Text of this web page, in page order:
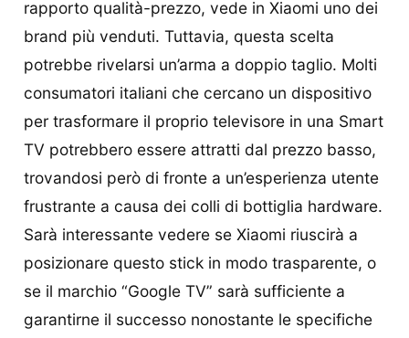
rapporto qualità-prezzo, vede in Xiaomi uno dei
brand più venduti. Tuttavia, questa scelta
potrebbe rivelarsi un’arma a doppio taglio. Molti
consumatori italiani che cercano un dispositivo
per trasformare il proprio televisore in una Smart
TV potrebbero essere attratti dal prezzo basso,
trovandosi però di fronte a un’esperienza utente
frustrante a causa dei colli di bottiglia hardware.
Sarà interessante vedere se Xiaomi riuscirà a
posizionare questo stick in modo trasparente, o
se il marchio “Google TV” sarà sufficiente a
garantirne il successo nonostante le specifiche